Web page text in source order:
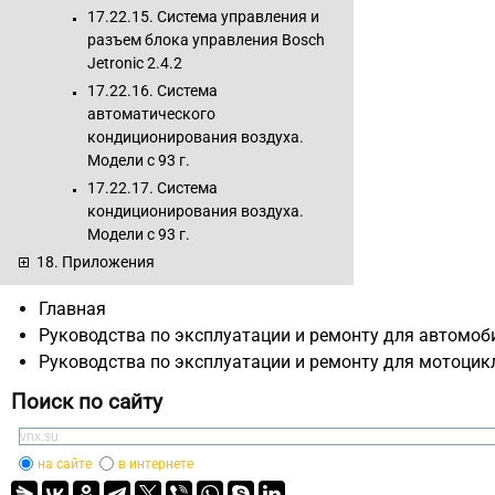
17.22.15. Система управления и
разъем блока управления Bosch
Jetronic 2.4.2
17.22.16. Система
автоматического
кондиционирования воздуха.
Модели с 93 г.
17.22.17. Система
кондиционирования воздуха.
Модели с 93 г.
18. Приложения
Главная
Руководства по эксплуатации и ремонту для
Руководства по эксплуатации и ремонту для
Поиск по сайту
на сайте в интернете